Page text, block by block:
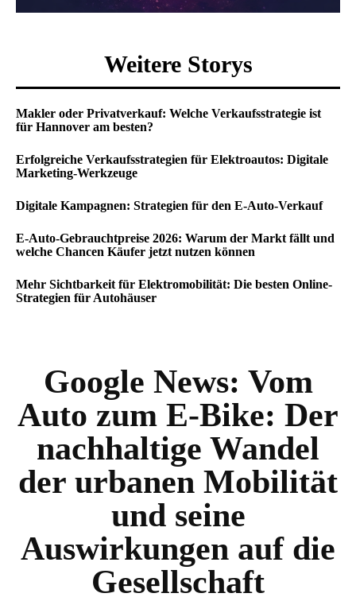
Weitere Storys
Makler oder Privatverkauf: Welche Verkaufsstrategie ist
für Hannover am besten?
Erfolgreiche Verkaufsstrategien für Elektroautos: Digitale
Marketing-Werkzeuge
Digitale Kampagnen: Strategien für den E-Auto-Verkauf
E-Auto-Gebrauchtpreise 2026: Warum der Markt fällt und
welche Chancen Käufer jetzt nutzen können
Mehr Sichtbarkeit für Elektromobilität: Die besten Online-
Strategien für Autohäuser
Google News: Vom
Auto zum E-Bike: Der
nachhaltige Wandel
der urbanen Mobilität
und seine
Auswirkungen auf die
Gesellschaft